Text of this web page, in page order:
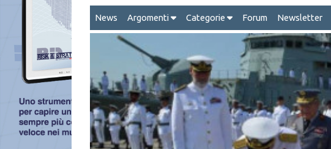
News Argomenti Categorie Forum Newsletter